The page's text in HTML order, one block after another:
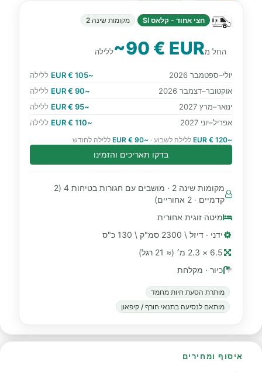
חצי אחוד - קלאס SI מקומות שינה 2
החל מ~90 € EURללילה
יולי–ספטמבר 2026 ~105 € EUR
ללילה
אוקטובר–דצמבר 2026
~90 € EUR
ללילה
ינואר–מרץ 2027
~95 € EUR
ללילה
אפריל–יוני 2027
~110 € EUR ללילה
~120 € EUR ללילה לשבוע · ~90 € EUR ללילה לחודש
בדקו תאריכים והזמינו
מקומות שינה 2 · מושבים עם חגורות בטיחות 4 (2
קדמיים · 2 אחוריים)
מיטה זוגית אחורית
ידני · דיזל \ 2300 סמ"ק \ 130 כ"ס
6.5 × 2.3 מ׳ (≈ 21 רגל)
כיור · מקלחת
מותרת הסעת חיות מחמד
מותאם לנסיעה בתנאי חורף / קיפאון
איסוף ומחירים